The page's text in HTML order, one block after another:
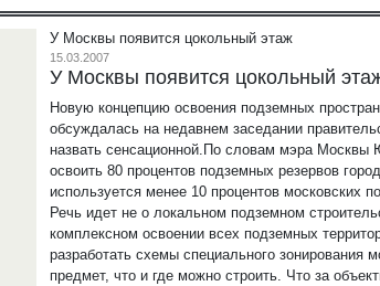
У Москвы появится цокольный этаж
15.03.2007
У Москвы появится цокольный
Новую концепцию освоения подземных
обсуждалась на недавнем заседании
назвать сенсационной. По словам мэра Москвы
освоить 80 процентов подземных резервов
используется менее 10 процентов московских
Речь идет не о локальном подземном
комплексном освоении всех подземных
разработать схемы специального зонирования
предмет, что и где можно строить. Что за